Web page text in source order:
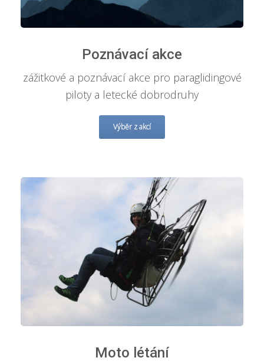
Poznávací akce
zážitkové a poznávací akce pro paraglidingové
piloty a letecké dobrodruhy
Výběr z akcí
Moto létání